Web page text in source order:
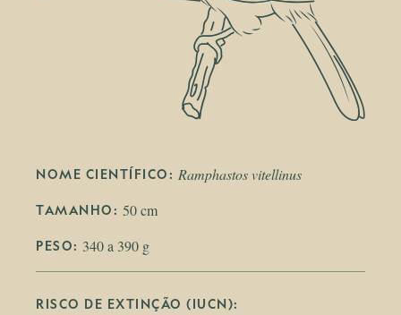
NOME CIENTÍFICO: Ramphastos vitellinus
TAMANHO: 50 cm
PESO: 340 a 390 g
RISCO DE EXTINÇÃO (IUCN):